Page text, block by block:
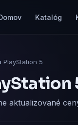
Katalóg
PlayStation 5
aktualizované